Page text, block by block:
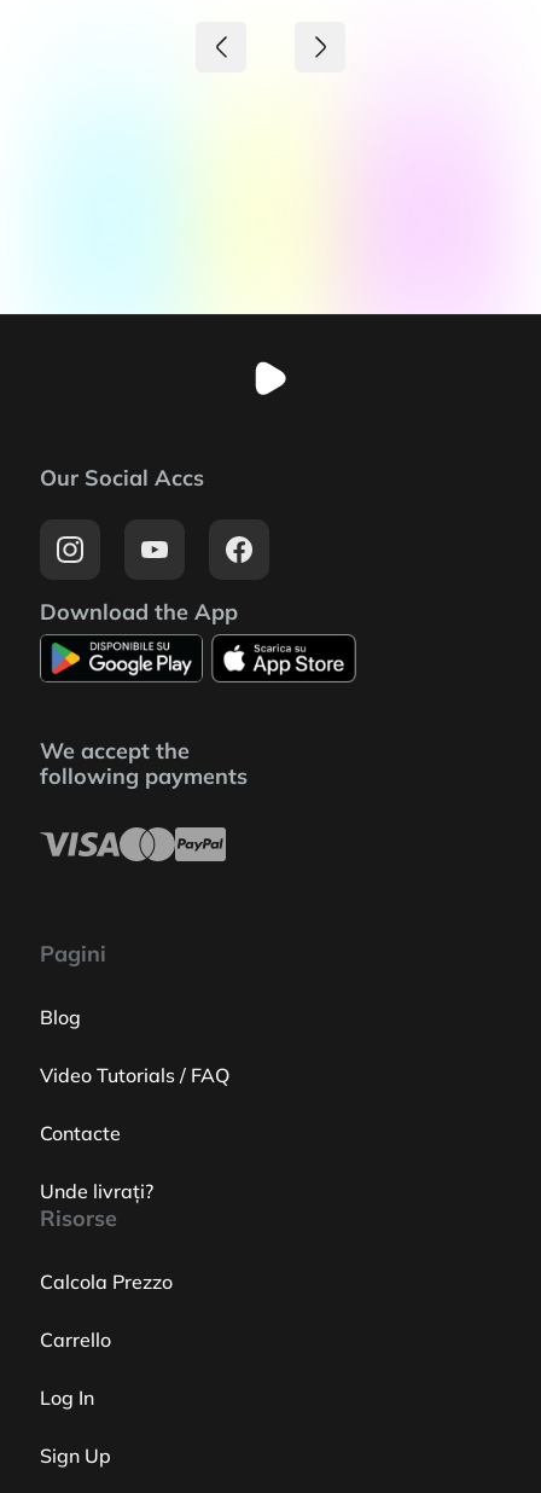
Pagini
Blog
Video Tutorials / FAQ
Contacte
Unde livrați?
Risorse
Calcola Prezzo
Carrello
Log In
Sign Up
Our Social Accs
Download the App
We accept the
following payments